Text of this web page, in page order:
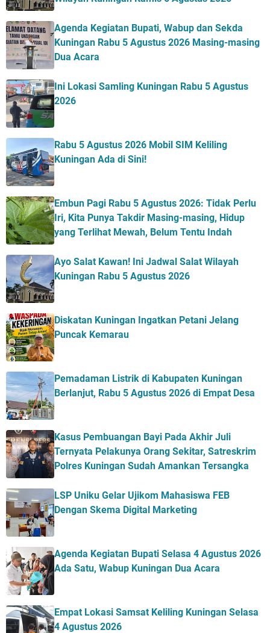
Agenda Kegiatan Bupati, Wabup dan Sekda
Kuningan Rabu 5 Agustus 2026 Masing-masing
Dua Acara
Ini Lokasi Samling Kuningan Rabu 5 Agustus
2026
Rabu 5 Agustus 2026 Mobil SIM Keliling
Kuningan Ada di Sini!
Embun Pagi Rabu 5 Agustus 2026: Tidak Perlu
Iri, Kita Punya Takdir Masing-masing, Hidup
yang Terlihat Mewah, Belum Tentu Indah
Ayo Salat Kawan! Ini Jadwal Salat Wilayah
Kuningan Rabu 5 Agustus 2026
Diskatan Kuningan Ingatkan Petani Jelang
Puncak Kemarau
Pemadaman Listrik di Kabupaten Kuningan
Berlanjut, Rabu 5 Agustus 2026 di Empat Desa
Kasus Pembuangan Bayi Pada Akhir Juli
Ternyata Pelakunya Orang Sekitar, Satreskrim
Polres Kuningan Sudah Amankan Tersangka
LSP Uniku Gelar Ujikom Mahasiswa FEB
Dengan Skema Digital Marketing
Agenda Kegiatan Bupati Selasa 4 Agustus 2026
Ada Satu, Wabup Kuningan Dua Acara
Empat Lokasi Samsat Keliling Kuningan Selasa
4 Agustus 2026